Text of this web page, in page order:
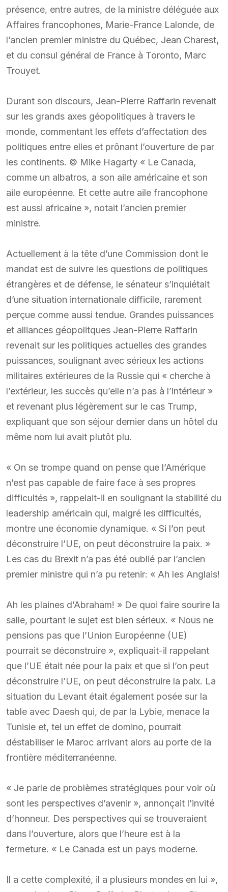
présence, entre autres, de la ministre déléguée aux
Affaires francophones, Marie-France Lalonde, de
l’ancien premier ministre du Québec, Jean Charest,
et du consul général de France à Toronto, Marc
Trouyet.
Durant son discours, Jean-Pierre Raffarin revenait
sur les grands axes géopolitiques à travers le
monde, commentant les effets d’affectation des
politiques entre elles et prônant l’ouverture de par
les continents. © Mike Hagarty « Le Canada,
comme un albatros, a son aile américaine et son
aile européenne. Et cette autre aile francophone
est aussi africaine », notait l’ancien premier
ministre.
Actuellement à la tête d’une Commission dont le
mandat est de suivre les questions de politiques
étrangères et de défense, le sénateur s’inquiétait
d’une situation internationale difficile, rarement
perçue comme aussi tendue. Grandes puissances
et alliances géopolitques Jean-Pierre Raffarin
revenait sur les politiques actuelles des grandes
puissances, soulignant avec sérieux les actions
militaires extérieures de la Russie qui « cherche à
l’extérieur, les succès qu’elle n’a pas à l’intérieur »
et revenant plus légèrement sur le cas Trump,
expliquant que son séjour dernier dans un hôtel du
même nom lui avait plutôt plu.
« On se trompe quand on pense que l’Amérique
n’est pas capable de faire face à ses propres
difficultés », rappelait-il en soulignant la stabilité du
leadership américain qui, malgré les difficultés,
montre une économie dynamique. « Si l’on peut
déconstruire l’UE, on peut déconstruire la paix. »
Les cas du Brexit n’a pas été oublié par l’ancien
premier ministre qui n’a pu retenir: « Ah les Anglais!
Ah les plaines d’Abraham! » De quoi faire sourire la
salle, pourtant le sujet est bien sérieux. « Nous ne
pensions pas que l’Union Européenne (UE)
pourrait se déconstruire », expliquait-il rappelant
que l’UE était née pour la paix et que si l’on peut
déconstruire l’UE, on peut déconstruire la paix. La
situation du Levant était également posée sur la
table avec Daesh qui, de par la Lybie, menace la
Tunisie et, tel un effet de domino, pourrait
déstabiliser le Maroc arrivant alors au porte de la
frontière méditerranéenne.
« Je parle de problèmes stratégiques pour voir où
sont les perspectives d’avenir », annonçait l’invité
d’honneur. Des perspectives qui se trouveraient
dans l’ouverture, alors que l’heure est à la
fermeture. « Le Canada est un pays moderne.
Il a cette complexité, il a plusieurs mondes en lui »,